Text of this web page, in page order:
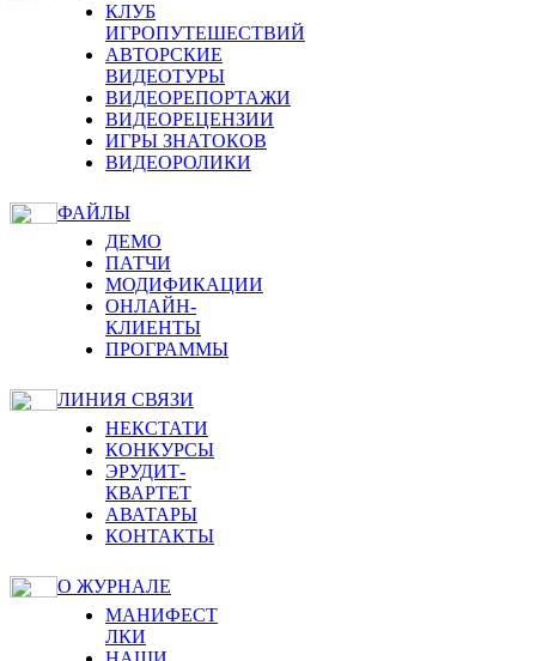
КЛУБ
ИГРОПУТЕШЕСТВИЙ
АВТОРСКИЕ
ВИДЕОТУРЫ
ВИДЕОРЕПОРТАЖИ
ВИДЕОРЕЦЕНЗИИ
ИГРЫ ЗНАТОКОВ
ВИДЕОРОЛИКИ
ФАЙЛЫ
ДЕМО
ПАТЧИ
МОДИФИКАЦИИ
ОНЛАЙН-
КЛИЕНТЫ
ПРОГРАММЫ
ЛИНИЯ СВЯЗИ
НЕКСТАТИ
КОНКУРСЫ
ЭРУДИТ-
КВАРТЕТ
АВАТАРЫ
КОНТАКТЫ
О ЖУРНАЛЕ
МАНИФЕСТ
ЛКИ